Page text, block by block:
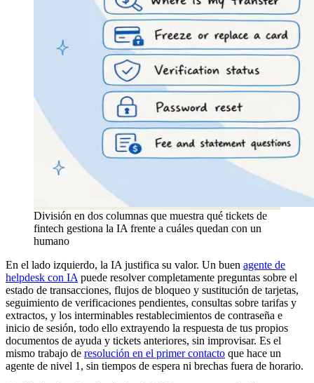
División en dos columnas que muestra qué tickets de
fintech gestiona la IA frente a cuáles quedan con un
humano
En el lado izquierdo, la IA justifica su valor. Un buen agente de
helpdesk con IA puede resolver completamente preguntas sobre el
estado de transacciones, flujos de bloqueo y sustitución de tarjetas,
seguimiento de verificaciones pendientes, consultas sobre tarifas y
extractos, y los interminables restablecimientos de contraseña e
inicio de sesión, todo ello extrayendo la respuesta de tus propios
documentos de ayuda y tickets anteriores, sin improvisar. Es el
mismo trabajo de resolución en el primer contacto que hace un
agente de nivel 1, sin tiempos de espera ni brechas fuera de horario.